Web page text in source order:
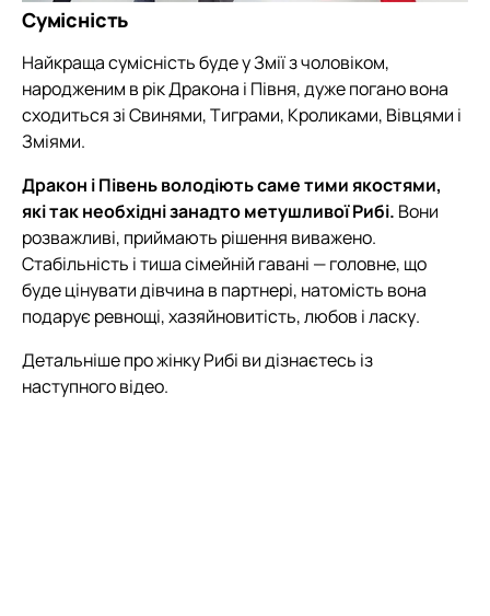
Сумісність
Найкраща сумісність буде у Змії з чоловіком,
народженим в рік Дракона і Півня, дуже погано вона
сходиться зі Свинями, Тиграми, Кроликами, Вівцями і
Зміями.
Дракон і Півень володіють саме тими якостями,
які так необхідні занадто метушливої Рибі. Вони
розважливі, приймають рішення виважено.
Стабільність і тиша сімейній гавані — головне, що
буде цінувати дівчина в партнері, натомість вона
подарує ревнощі, хазяйновитість, любов і ласку.
Детальніше про жінку Рибі ви дізнаєтесь із
наступного відео.